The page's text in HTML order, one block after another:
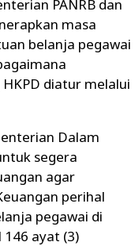
PANRB dan
masa
belanja pegawai
diatur melalui
Dalam
segera
agar
perihal
pegawai di
146 ayat (3)